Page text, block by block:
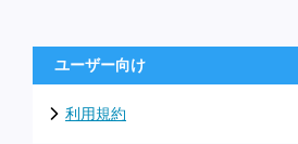
ユーザー向け
利用規約